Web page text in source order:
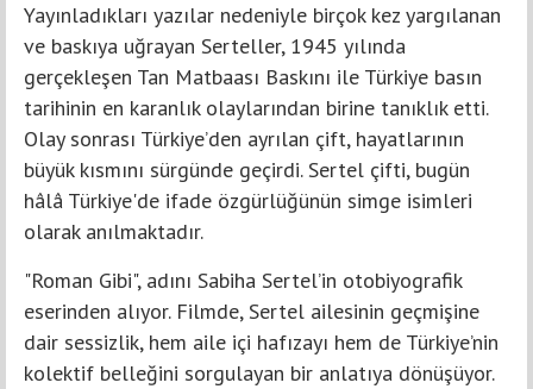
Yayınladıkları yazılar nedeniyle birçok kez yargılanan
ve baskıya uğrayan Serteller, 1945 yılında
gerçekleşen Tan Matbaası Baskını ile Türkiye basın
tarihinin en karanlık olaylarından birine tanıklık etti.
Olay sonrası Türkiye’den ayrılan çift, hayatlarının
büyük kısmını sürgünde geçirdi. Sertel çifti, bugün
hâlâ Türkiye'de ifade özgürlüğünün simge isimleri
olarak anılmaktadır.
"Roman Gibi", adını Sabiha Sertel’in otobiyografik
eserinden alıyor. Filmde, Sertel ailesinin geçmişine
dair sessizlik, hem aile içi hafızayı hem de Türkiye’nin
kolektif belleğini sorgulayan bir anlatıya dönüşüyor.